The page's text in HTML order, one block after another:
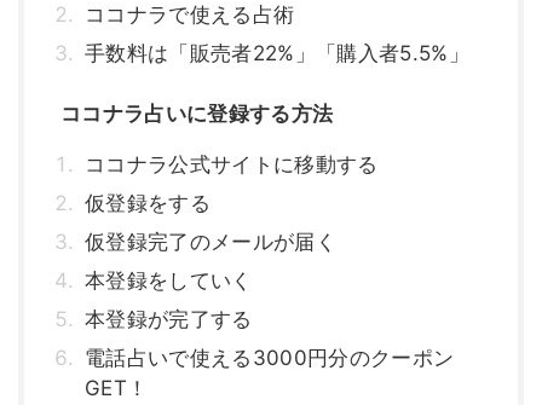
ココナラで使える占術
手数料は「販売者22%」「購入者5.5%」
ココナラ占いに登録する方法
ココナラ公式サイトに移動する
仮登録をする
仮登録完了のメールが届く
本登録をしていく
本登録が完了する
電話占いで使える3000円分のクーポン
GET！